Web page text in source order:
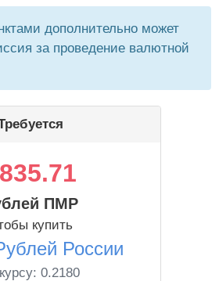
дополнительно может
за проведение валютной
ПМР
купить
России
0.2180